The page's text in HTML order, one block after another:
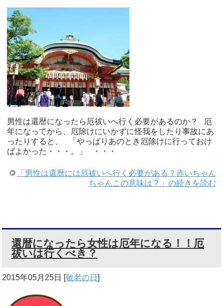
男性は還暦になったら厄祓いへ行く必要があるのか？ 厄
年になってから、厄除けにいかずに怪我をしたり事故にあ
ったりすると、 「やっぱりあのとき厄除けに行っておけ
ばよかった・・・。」 ・・・
「男性は還暦には厄祓いへ行く必要がある？赤いちゃん
ちゃんこの意味は？」の続きを読む
還暦になったら女性は厄年になる！！厄
祓いは行くべき？
2015年05月25日 [敬老の日]